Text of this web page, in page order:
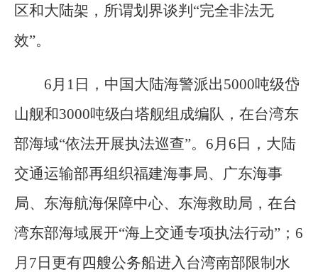
区和大陆架，所谓划界谈判“完全非法无
效”。
6月1日，中国大陆海警派出5000吨级岱
山舰和3000吨级白塔舰组成编队，在台湾东
部海域“依法开展执法巡查”。6月6日，大陆
交通运输部再组织福建海事局、广东海事
局、东海航海保障中心、东海救助局，在台
湾东部海域展开“海上交通专项执法行动”；6
月7日更有四艘公务船进入台湾南部限制水